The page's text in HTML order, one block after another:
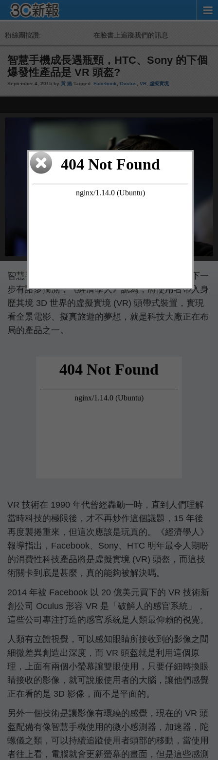
粉絲團按讚: 在臉書上追蹤我們的訊息
智慧手機成長遇瓶頸，HTC、Sony 的下個
爆發性產品是 VR 頭盔?
September 4, 2015 by 黃 嬿 Tagged: Facebook Oculus VR 虛擬實境
智慧手機發展已經來到瓶頸，市場對科技大廠的下一
步有諸多揣測，《經濟學人》認為，將使用者帶入身
歷其境 3D 世界的虛擬實境 (VR) 頭帶式裝置，實現
看全景電影、擬真旅遊的夢想，就是科技大廠正在布
局的產品之一。
VR 技術在 1990 年代曾經轟動一時，直到人們理解
當時科技的極限後，才不再炒作這個議題，15 年後
再度襲捲重來，但這次應該是玩真的。《經濟學人》
報導指出，Facebook、Sony、HTC 明年最令人期盼
的消費性科技產品將是虛擬實境 (VR) 頭盔，而這技
術關卡到底是甚麼，真的能夠被解決嗎。
2014 年被 Facebook 以 20 億美元買下的 VR 技術新
創公司 Oculus 形容 VR 是「破解人的感官系統」，
這些公司專注打造的感官系統是人類最仰賴的視覺。
人類有立體視覺，可以感知眼睛所接收到的影像之間
細微差異創造出深度，而 VR 頭盔就是利用這個原
理，上面有兩個小螢幕讓雙眼使用，只要仔細轉換眼
睛接收的影像，就可說服使用者的大腦，讓他們感覺
正在看的是 3D 影像，而不是平面的。
另外一個技術是讓影像有環繞的感覺，現在的 VR 頭
盔配備有像智慧手機使用的微小感測器，加速器，陀
螺儀之類，可以持續追蹤使用者頭部的移動，當使用
者往上看，電腦就會更新螢幕的畫面，但是這些感測